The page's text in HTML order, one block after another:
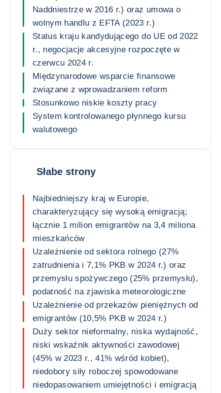
Naddniestrze w 2016 r.) oraz umowa o
wolnym handlu z EFTA (2023 r.)
Status kraju kandydującego do UE od 2022
r., negocjacje akcesyjne rozpoczęte w
czerwcu 2024 r.
Międzynarodowe wsparcie finansowe
związane z wprowadzaniem reform
Stosunkowo niskie koszty pracy
System kontrolowanego płynnego kursu
walutowego
Słabe strony
Najbiedniejszy kraj w Europie,
charakteryzujący się wysoką emigracją;
łącznie 1 milion emigrantów na 3,4 miliona
mieszkańców
Uzależnienie od sektora rolnego (27%
zatrudnienia i 7,1% PKB w 2024 r.) oraz
przemysłu spożywczego (25% przemysłu),
podatność na zjawiska meteorologiczne
Uzależnienie od przekazów pieniężnych od
emigrantów (10,5% PKB w 2024 r.)
Duży sektor nieformalny, niska wydajność,
niski wskaźnik aktywności zawodowej
(45% w 2023 r., 41% wśród kobiet),
niedobory siły roboczej spowodowane
niedopasowaniem umiejętności i emigracją